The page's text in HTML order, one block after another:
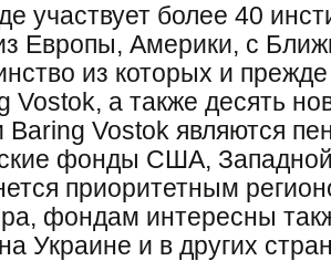
участвует более 40
Европы, Америки, с
из которых и
а также десять
Baring Vostok являются
фонды США,
приоритетным
фондам интересны
Украине и в других